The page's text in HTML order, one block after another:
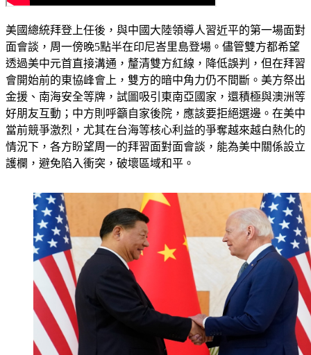
美國總統拜登上任後，與中國大陸領導人習近平的第一場面對
面會談，周一傍晚5點半在印尼峇里島登場。儘管雙方都希望
透過美中元首直接溝通，釐清雙方紅線，降低誤判，但在拜習
會開始前的東協峰會上，雙方的暗中角力仍不間斷。美方祭出
金援、南海安全等牌，試圖吸引東南亞國家，還積極與澳洲等
好朋友互動；中方則呼籲自家後院，應該要拒絕選邊。在美中
當前競爭激烈，尤其在台海等核心利益的爭奪越來越白熱化的
情況下，各方盼望周一的拜習面對面會談，能為美中關係設立
護欄，避免陷入衝突，破壞區域和平。